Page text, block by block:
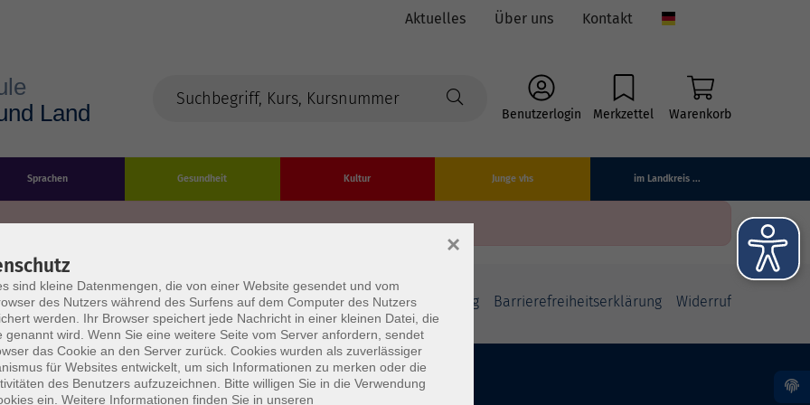
Aktuelles Über uns Kontakt
Benutzerlogin Merkzettel Warenkorb
Sprachen Gesundheit Kultur Junge vhs im Landkreis ...
Impressum Datenschutzerklärung AGB/Widerrufsbelehrung Barrierefreiheitserklärung Widerruf
sind kleine Datenmengen, die von einer Website gesendet und vom
des Nutzers während des Surfens auf dem Computer des Nutzers
werden. Ihr Browser speichert jede Nachricht in einer kleinen Datei, die
genannt wird. Wenn Sie eine weitere Seite vom Server anfordern, sendet
das Cookie an den Server zurück. Cookies wurden als zuverlässiger
für Websites entwickelt, um sich Informationen zu merken oder die
des Benutzers aufzuzeichnen. Bitte willigen Sie in die Verwendung
ein. Weitere Informationen finden Sie in unseren
×